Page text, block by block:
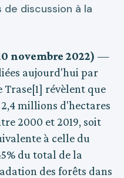
discussion à la
novembre 2022)—
aujourd'hui par
révèlent que
millions d'hectares
2000 et 2019, soit
à celle du
du total de la
des forêts dans